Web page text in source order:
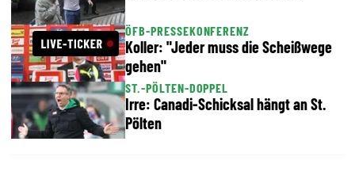
ÖFB-PRESSEKONFERENZ
Koller: "Jeder muss die Scheißwege
gehen"
ST.-PÖLTEN-DOPPEL
Irre: Canadi-Schicksal hängt an St.
Pölten